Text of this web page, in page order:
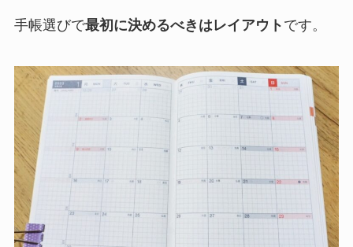
手帳選びで最初に決めるべきはレイアウト です。